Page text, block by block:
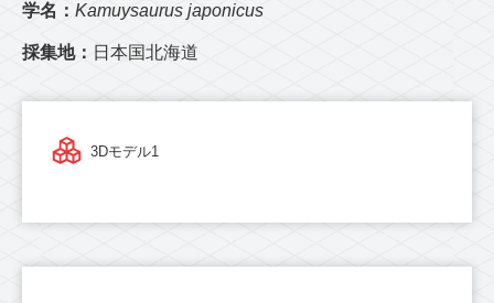
学名： Kamuysaurus japonicus
採集地： 日本国北海道
3Dモデル1